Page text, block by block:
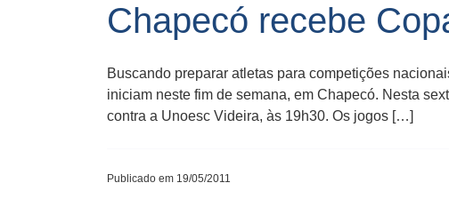
Chapecó recebe
Buscando preparar atletas para competições
iniciam neste fim de semana, em Chapecó. Nesta
contra a Unoesc Videira, às 19h30. Os jogos […]
Publicado em 19/05/2011